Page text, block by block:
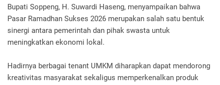
Bupati Soppeng, H. Suwardi Haseng, menyampaikan bahwa
Pasar Ramadhan Sukses 2026 merupakan salah satu bentuk
sinergi antara pemerintah dan pihak swasta untuk
meningkatkan ekonomi lokal.
Hadirnya berbagai tenant UMKM diharapkan dapat mendorong
kreativitas masyarakat sekaligus memperkenalkan produk